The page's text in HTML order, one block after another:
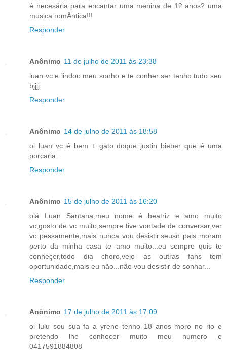
é necesária para encantar uma menina de 12 anos? uma
musica romÂntica!!!
Responder
Anônimo 11 de julho de 2011 às 23:38
luan vc e lindoo meu sonho e te conher ser tenho tudo seu
bjjjj
Responder
Anônimo 14 de julho de 2011 às 18:58
oi luan vc é bem + gato doque justin bieber que é uma
porcaria.
Responder
Anônimo 15 de julho de 2011 às 16:20
olá Luan Santana,meu nome é beatriz e amo muito
vc,gosto de vc muito,sempre tive vontade de conversar,ver
vc pessamente,mais nunca vou desistir.seusn pais moram
perto da minha casa te amo muito...eu sempre quis te
conheçer,todo dia choro,vejo as outras fans tem
oportunidade,mais eu não...não vou desistir de sonhar...
Responder
Anônimo 17 de julho de 2011 às 17:09
oi lulu sou sua fa a yrene tenho 18 anos moro no rio e
pretendo lhe conhecer muito meu numero e
0417591884808